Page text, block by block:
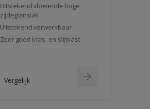
Uitstekend vloeiende hoge
zijdeglanslak
Uitstekend verwerkbaar
Zeer goed kras- en slijtvast
Vergelijk